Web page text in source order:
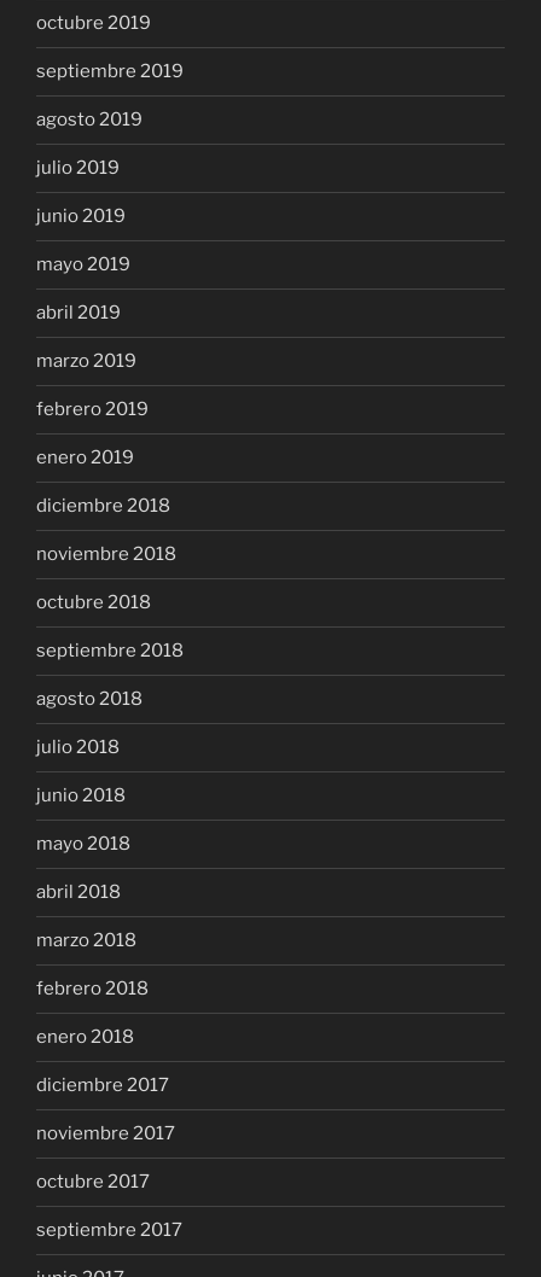
octubre 2019
septiembre 2019
agosto 2019
julio 2019
junio 2019
mayo 2019
abril 2019
marzo 2019
febrero 2019
enero 2019
diciembre 2018
noviembre 2018
octubre 2018
septiembre 2018
agosto 2018
julio 2018
junio 2018
mayo 2018
abril 2018
marzo 2018
febrero 2018
enero 2018
diciembre 2017
noviembre 2017
octubre 2017
septiembre 2017